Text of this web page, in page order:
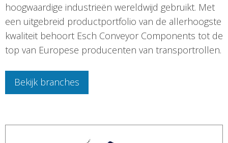
hoogwaardige industrieën wereldwijd gebruikt. Met
een uitgebreid productportfolio van de allerhoogste
kwaliteit behoort Esch Conveyor Components tot de
top van Europese producenten van transportrollen.
Bekijk branches